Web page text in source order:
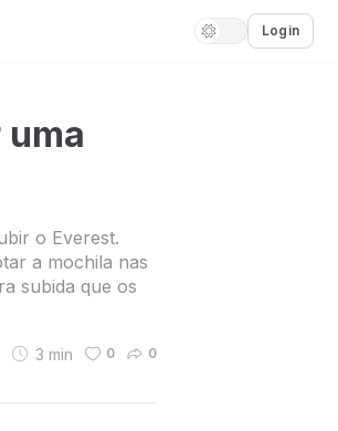
Login
o Everest.
a mochila nas
subida que os
3 min 0 0